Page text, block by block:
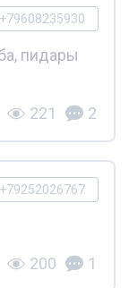
+79608235930
пидары
221 2
+79252026767
200 1